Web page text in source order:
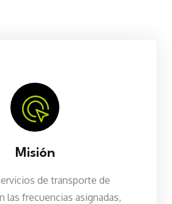
Misión
de transporte de
las frecuencias asignadas,